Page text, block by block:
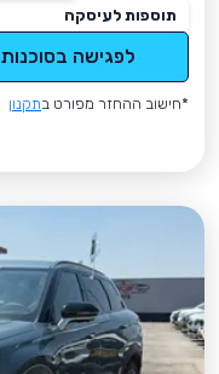
תוספות לעיסקה
לפגישה בסוכנות
*חישוב ההחזר מפורט בתקנון